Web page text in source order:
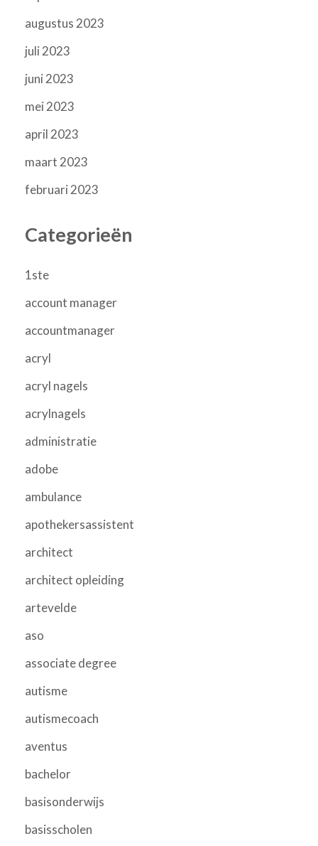
augustus 2023
juli 2023
juni 2023
mei 2023
april 2023
maart 2023
februari 2023
Categorieën
1ste
account manager
accountmanager
acryl
acryl nagels
acrylnagels
administratie
adobe
ambulance
apothekersassistent
architect
architect opleiding
artevelde
aso
associate degree
autisme
autismecoach
aventus
bachelor
basisonderwijs
basisscholen